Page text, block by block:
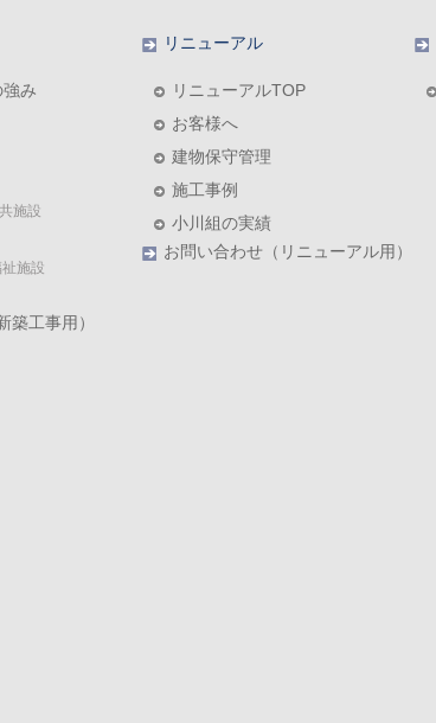
み
施設
施設
築工事用）
リニューアル
リニューアルTOP
お客様へ
建物保守管理
施工事例
小川組の実績
お問い合わせ（リニューアル用）